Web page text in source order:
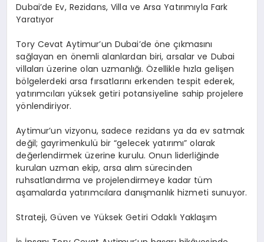
Dubai’de Ev, Rezidans, Villa ve Arsa Yatırımıyla Fark
Yaratıyor
Tory Cevat Aytimur’un Dubai’de öne çıkmasını
sağlayan en önemli alanlardan biri, arsalar ve Dubai
villaları üzerine olan uzmanlığı. Özellikle hızla gelişen
bölgelerdeki arsa fırsatlarını erkenden tespit ederek,
yatırımcıları yüksek getiri potansiyeline sahip projelere
yönlendiriyor.
Aytimur’un vizyonu, sadece rezidans ya da ev satmak
değil; gayrimenkulü bir “gelecek yatırımı” olarak
değerlendirmek üzerine kurulu. Onun liderliğinde
kurulan uzman ekip, arsa alım sürecinden
ruhsatlandırma ve projelendirmeye kadar tüm
aşamalarda yatırımcılara danışmanlık hizmeti sunuyor.
Strateji, Güven ve Yüksek Getiri Odaklı Yaklaşım